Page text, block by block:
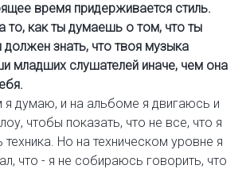
время придерживается стиль.
то, как ты думаешь о том, что ты
знать, что твоя музыка
младших слушателей иначе, чем она
я думаю, и на альбоме я двигаюсь и
чтобы показать, что не все, что я
Но на техническом уровне я
что - я не собираюсь говорить, что